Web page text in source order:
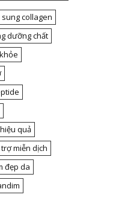
sung collagen
dưỡng chất
quả
miễn dịch
đẹp da